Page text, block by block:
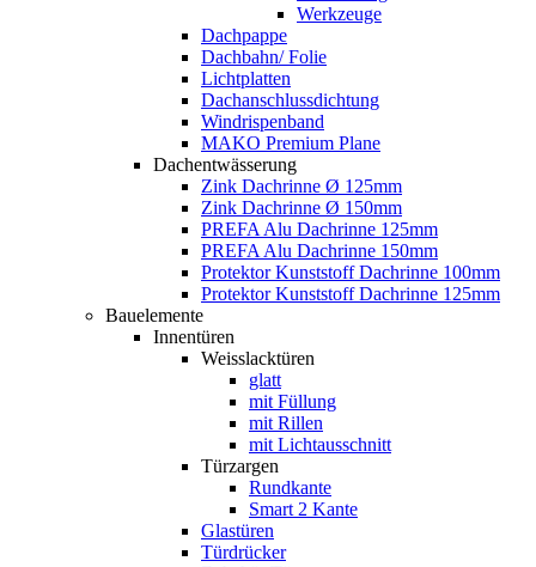
Werkzeuge
Dachpappe
Dachbahn/ Folie
Lichtplatten
Dachanschlussdichtung
Windrispenband
MAKO Premium Plane
Dachentwässerung
Zink Dachrinne Ø 125mm
Zink Dachrinne Ø 150mm
PREFA Alu Dachrinne 125mm
PREFA Alu Dachrinne 150mm
Protektor Kunststoff Dachrinne 100mm
Protektor Kunststoff Dachrinne 125mm
Bauelemente
Innentüren
Weisslacktüren
glatt
mit Füllung
mit Rillen
mit Lichtausschnitt
Türzargen
Rundkante
Smart 2 Kante
Glastüren
Türdrücker